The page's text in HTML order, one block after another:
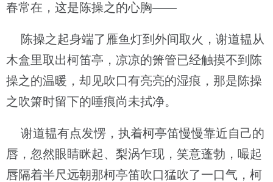
春常在，这是陈操之的心胸——
陈操之起身端了雁鱼灯到外间取火，谢道韫从
木盒里取出柯笛亭，凉凉的箫管已经触摸不到陈
操之的温暖，却见吹口有亮亮的湿痕，那是陈操
之吹箫时留下的唾痕尚未拭净。
谢道韫有点发愣，执着柯亭笛慢慢靠近自己的
唇，忽然眼睛眯起、梨涡乍现，笑意蓬勃，嘬起
唇隔着半尺远朝那柯亭笛吹口猛吹了一口气，柯